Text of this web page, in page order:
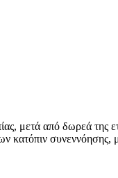
μετά από δωρεά της
συνεννόησης,